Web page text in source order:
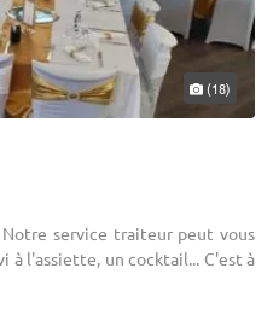
(18)
service traiteur peut vous
à l'assiette, un cocktail... C'est à